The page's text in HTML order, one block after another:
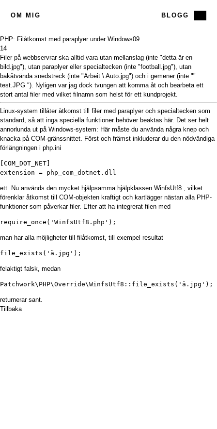
OM MIG BLOGG
PHP: Filåtkomst med paraplyer under Windows09
14
Filer på webbservrar ska alltid vara utan mellanslag (inte "detta är en
bild.jpg"), utan paraplyer eller specialtecken (inte "football.jpg"), utan
bakåtvända snedstreck (inte "Arbeit \ Auto.jpg") och i gemener (inte ""
test.JPG "). Nyligen var jag dock tvungen att komma åt och bearbeta ett
stort antal filer med vilket filnamn som helst för ett kundprojekt.
Linux-system tillåter åtkomst till filer med paraplyer och specialtecken som
standard, så att inga speciella funktioner behöver beaktas här. Det ser helt
annorlunda ut på Windows-system: Här måste du använda några knep och
knacka på COM-gränssnittet. Först och främst inkluderar du den nödvändiga
förlängningen i php.ini
[COM_DOT_NET]
extension = php_com_dotnet.dll
ett. Nu används den mycket hjälpsamma hjälpklassen WinfsUtf8 , vilket
förenklar åtkomst till COM-objekten kraftigt och kartlägger nästan alla PHP-
funktioner som påverkar filer. Efter att ha integrerat filen med
require_once('WinfsUtf8.php');
man har alla möjligheter till filåtkomst, till exempel resultat
file_exists('ä.jpg');
felaktigt falsk, medan
Patchwork\PHP\Override\WinfsUtf8::file_exists('ä.jpg');
returnerar sant.
Tillbaka